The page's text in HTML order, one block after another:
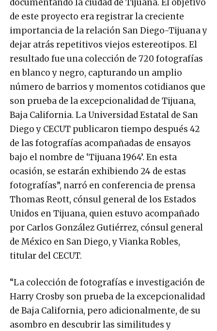
documentando la ciudad de Tijuana. El objetivo
de este proyecto era registrar la creciente
importancia de la relación San Diego-Tijuana y
dejar atrás repetitivos viejos estereotipos. El
resultado fue una colección de 720 fotografías
en blanco y negro, capturando un amplio
número de barrios y momentos cotidianos que
son prueba de la excepcionalidad de Tijuana,
Baja California. La Universidad Estatal de San
Diego y CECUT publicaron tiempo después 42
de las fotografías acompañadas de ensayos
bajo el nombre de ‘Tijuana 1964’. En esta
ocasión, se estarán exhibiendo 24 de estas
fotografías”, narró en conferencia de prensa
Thomas Reott, cónsul general de los Estados
Unidos en Tijuana, quien estuvo acompañado
por Carlos González Gutiérrez, cónsul general
de México en San Diego, y Vianka Robles,
titular del CECUT.
“La colección de fotografías e investigación de
Harry Crosby son prueba de la excepcionalidad
de Baja California, pero adicionalmente, de su
asombro en descubrir las similitudes y